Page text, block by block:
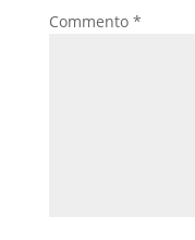
Commento *